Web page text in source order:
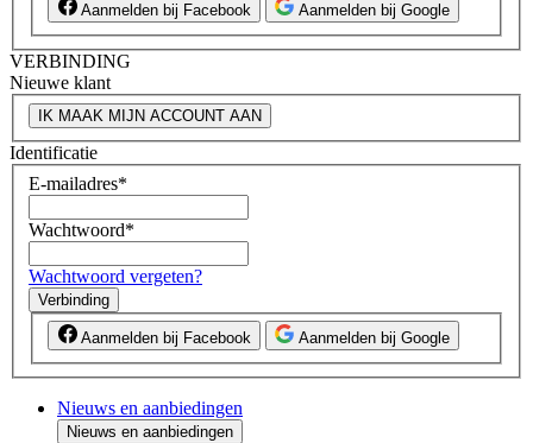
Aanmelden bij Facebook Aanmelden bij Google
VERBINDING
Nieuwe klant
IK MAAK MIJN ACCOUNT AAN
Identificatie
E-mailadres*
Wachtwoord*
Wachtwoord vergeten?
Verbinding
Aanmelden bij Facebook Aanmelden bij Google
Nieuws en aanbiedingen
Nieuws en aanbiedingen